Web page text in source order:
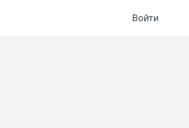
Войти